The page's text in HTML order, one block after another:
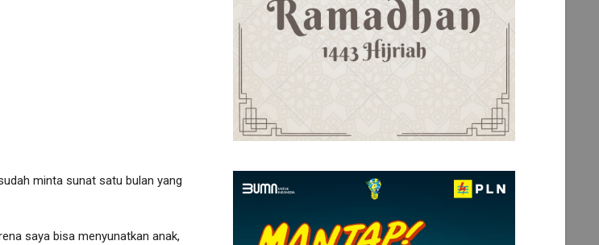
minta sunat satu bulan yang
saya bisa menyunatkan anak,